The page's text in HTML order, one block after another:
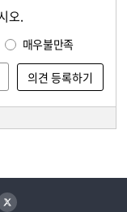
오.
매우불만족
트위터